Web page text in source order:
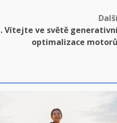
Vítejte ve světě
optimalizace motorů